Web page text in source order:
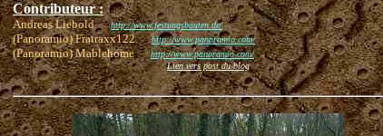
Contributeur :
Andreas Lieboldhttp://www.festungsbauten.de/
(Panoramio) Fratraxx122http://www.panoramio.com/
(Panoramio) Mablehomehttp://www.panoramio.com/
Lien vers post du blog